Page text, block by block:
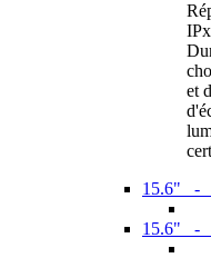
et
15.6" -
15.6" -